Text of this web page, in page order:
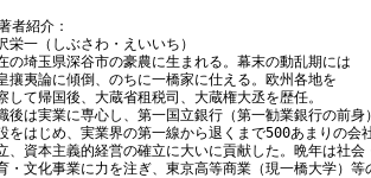
者紹介：
栄一（しぶさわ・えいいち）
の埼玉県深谷市の豪農に生まれる。幕末の動乱期には
攘夷論に傾倒、のちに一橋家に仕える。欧州各地を
して帰国後、大蔵省租税司、大蔵権大丞を歴任。
後は実業に専心し、第一国立銀行（第一勧業銀行の前身
をはじめ、実業界の第一線から退くまで500あまりの会
、資本主義的経営の確立に大いに貢献した。晩年は社会
・文化事業に力を注ぎ、東京高等商業（現一橋大学）等